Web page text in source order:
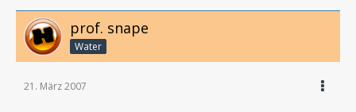
prof. snape
Water
21. März 2007